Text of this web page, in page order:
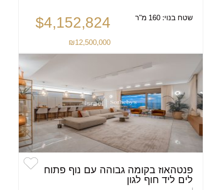
שטח בנוי:160 מ"ר $4,152,824
₪12,500,000
פנטהאוז בקומה גבוהה עם נוף פתוח
לים ליד חוף לגון